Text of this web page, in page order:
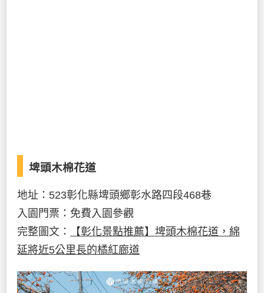
埤頭木棉花道
地址：523彰化縣埤頭鄉彰水路四段468巷
入園門票：免費入園參觀
完整圖文：
【彰化景點推薦】埤頭木棉花道，綿
延將近5公里長的橘紅廊道